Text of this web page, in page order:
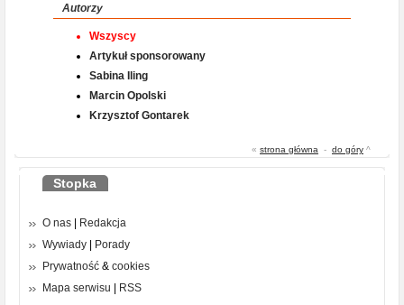
Autorzy
Wszyscy
Artykuł sponsorowany
Sabina Iling
Marcin Opolski
Krzysztof Gontarek
« strona główna - do góry ^
Stopka
O nas
Redakcja
Wywiady
Porady
Prywatność & cookies
Mapa serwisu
RSS